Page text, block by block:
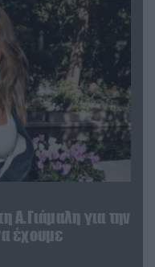
Α.Γιάμαλη για την
έχουμε